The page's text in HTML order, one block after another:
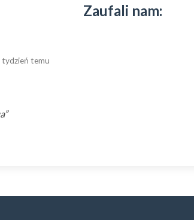
Zaufali nam:
tydzień temu